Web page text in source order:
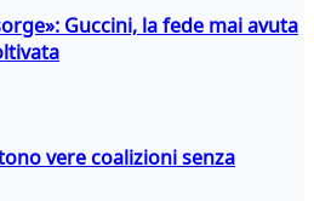
Guccini, la fede mai avuta
vere coalizioni senza